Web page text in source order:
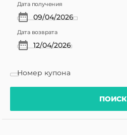
Дата получения
Дата возврата
Номер купона
ПОИСК